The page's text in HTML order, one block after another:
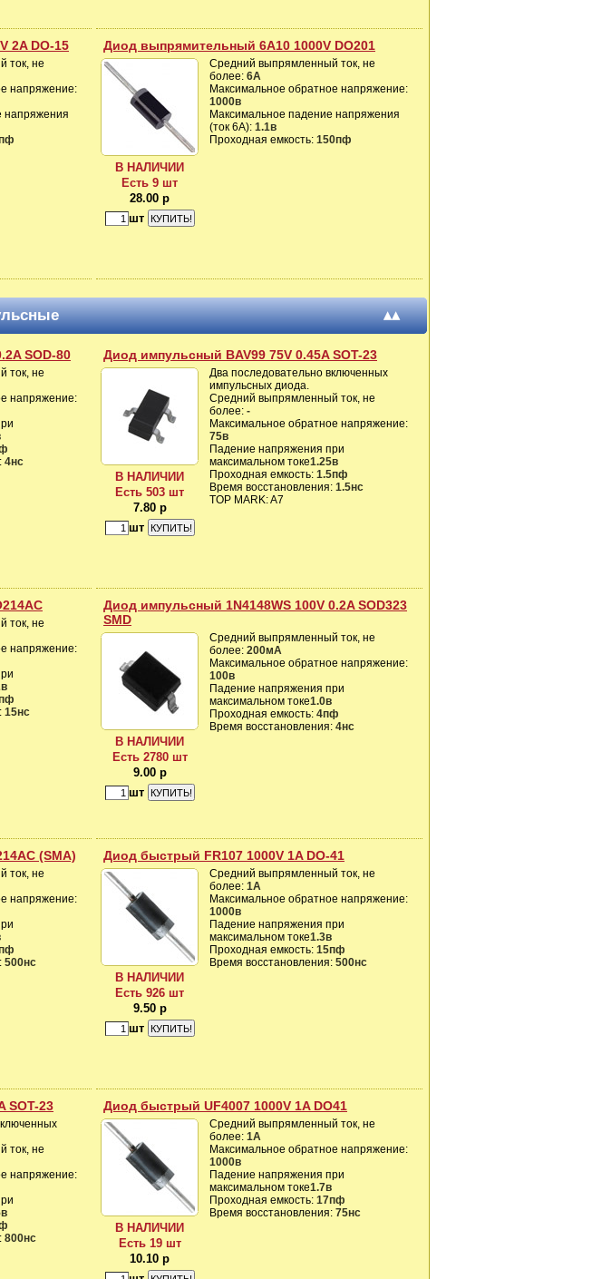
2A DO-15
ток, не
напряжение:
напряжения
Диод выпрямительный 6A10 1000V DO201
В НАЛИЧИИ
Есть 9 шт
28.00 р
шт
Средний выпрямленный ток, не
более: 6А
Максимальное обратное напряжение:
1000в
Максимальное падение напряжения
(ток 6A): 1.1в
Проходная емкость: 150пф
▴▴
SOD-80
ток, не
напряжение:
4нс
Диод импульсный BAV99 75V 0.45A SOT-23
В НАЛИЧИИ
Есть 503 шт
7.80 р
шт
Два последовательно включенных
импульсных диода.
Средний выпрямленный ток, не
более: -
Максимальное обратное напряжение:
75в
Падение напряжения при
максимальном токе1.25в
Проходная емкость: 1.5пф
Время восстановления: 1.5нс
TOP MARK: A7
ток, не
напряжение:
15нс
Диод импульсный 1N4148WS 100V 0.2A SOD323
SMD
В НАЛИЧИИ
Есть 2780 шт
9.00 р
шт
Средний выпрямленный ток, не
более: 200мА
Максимальное обратное напряжение:
100в
Падение напряжения при
максимальном токе1.0в
Проходная емкость: 4пф
Время восстановления: 4нс
(SMA)
ток, не
напряжение:
500нс
Диод быстрый FR107 1000V 1A DO-41
В НАЛИЧИИ
Есть 926 шт
9.50 р
шт
Средний выпрямленный ток, не
более: 1А
Максимальное обратное напряжение:
1000в
Падение напряжения при
максимальном токе1.3в
Проходная емкость: 15пф
Время восстановления: 500нс
SOT-23
ток, не
напряжение:
800нс
Диод быстрый UF4007 1000V 1A DO41
В НАЛИЧИИ
Есть 19 шт
10.10 р
Средний выпрямленный ток, не
более: 1А
Максимальное обратное напряжение:
1000в
Падение напряжения при
максимальном токе1.7в
Проходная емкость: 17пф
Время восстановления: 75нс